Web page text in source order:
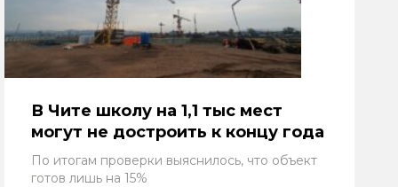
В Чите школу на 1,1 тыс мест
могут не достроить к концу года
По итогам проверки выяснилось, что объект
готов лишь на 15%